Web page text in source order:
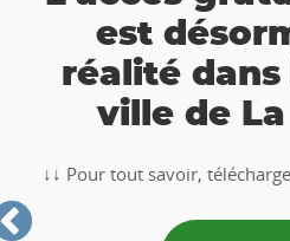
est désormais
dans le
ville de La
tout savoir, téléchargez